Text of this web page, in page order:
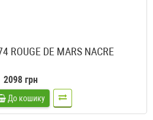
ROUGE DE MARS NACRE
2098 грн
До кошику